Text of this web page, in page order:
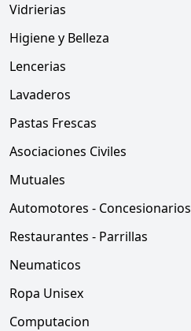
Vidrierias
Higiene y Belleza
Lencerias
Lavaderos
Pastas Frescas
Asociaciones Civiles
Mutuales
Automotores - Concesionarios
Restaurantes - Parrillas
Neumaticos
Ropa Unisex
Computacion